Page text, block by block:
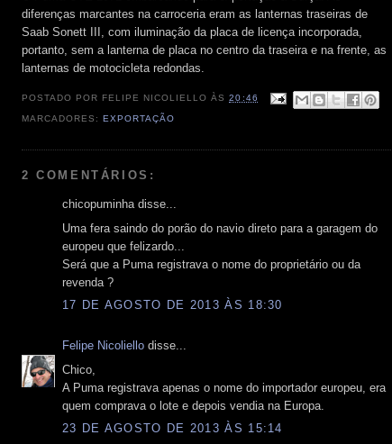
diferenças marcantes na carroceria eram as lanternas traseiras de
Saab Sonett III, com iluminação da placa de licença incorporada,
portanto, sem a lanterna de placa no centro da traseira e na frente, as
lanternas de motocicleta redondas.
POSTADO POR FELIPE NICOLIELLO ÀS20:46
MARCADORES:EXPORTAÇÃO
2 COMENTÁRIOS:
chicopuminha disse...
Uma fera saindo do porão do navio direto para a garagem do
europeu que felizardo...
Será que a Puma registrava o nome do proprietário ou da
revenda ?
17 DE AGOSTO DE 2013 ÀS 18:30
Felipe Nicoliello disse...
Chico,
A Puma registrava apenas o nome do importador europeu, era
quem comprava o lote e depois vendia na Europa.
23 DE AGOSTO DE 2013 ÀS 15:14